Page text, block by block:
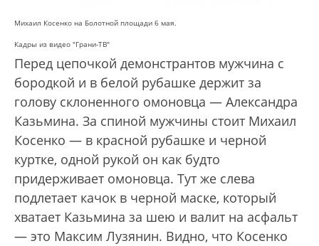
Михаил Косенко на Болотной площади 6 мая.
Кадры из видео "Грани-ТВ"
Перед цепочкой демонстрантов мужчина с
бородкой и в белой рубашке держит за
голову склоненного омоновца — Александра
Казьмина. За спиной мужчины стоит Михаил
Косенко — в красной рубашке и черной
куртке, одной рукой он как будто
придерживает омоновца. Тут же слева
подлетает качок в черной маске, который
хватает Казьмина за шею и валит на асфальт
— это Максим Лузянин. Видно, что Косенко